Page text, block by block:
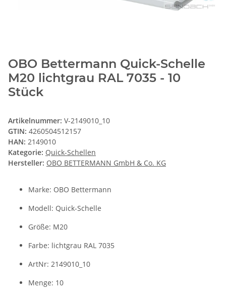
OBO Bettermann Quick-Schelle
M20 lichtgrau RAL 7035 - 10
Stück
Artikelnummer: V-2149010_10
GTIN: 4260504512157
HAN: 2149010
Kategorie: Quick-Schellen
Hersteller: OBO BETTERMANN GmbH & Co. KG
Marke: OBO Bettermann
Modell: Quick-Schelle
Größe: M20
Farbe: lichtgrau RAL 7035
ArtNr: 2149010_10
Menge: 10